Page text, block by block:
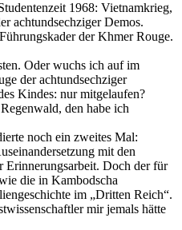
1968: Vietnamkrieg,
achtundsechziger Demos.
der Khmer Rouge.
Oder wuchs ich auf im
der achtundsechziger
Kindes: nur mitgelaufen?
den habe ich
noch ein zweites Mal:
mit den
Erinnerungsarbeit. Doch der für
die in Kambodscha
im „Dritten Reich“.
mir jemals hätte